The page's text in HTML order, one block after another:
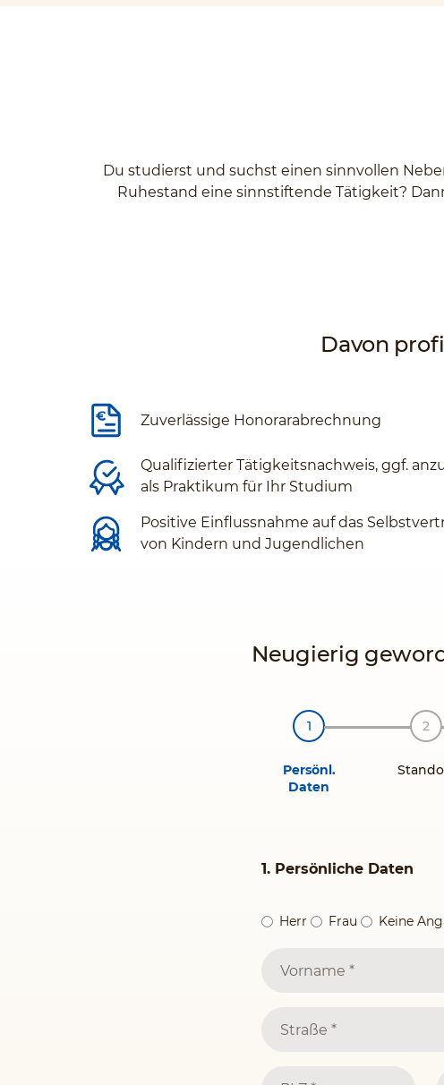
Du studierst und suchst einen sinnvollen
Ruhestand eine sinnstiftende Tätigkeit?
Davon
Zuverlässige Honorarabrechnung
Qualifizierter Tätigkeitsnachweis, ggf.
als Praktikum für Ihr Studium
Positive Einflussnahme auf das
von Kindern und Jugendlichen
Neugierig
Persönl.
Daten
1. Persönliche Daten
Herr Frau Keine